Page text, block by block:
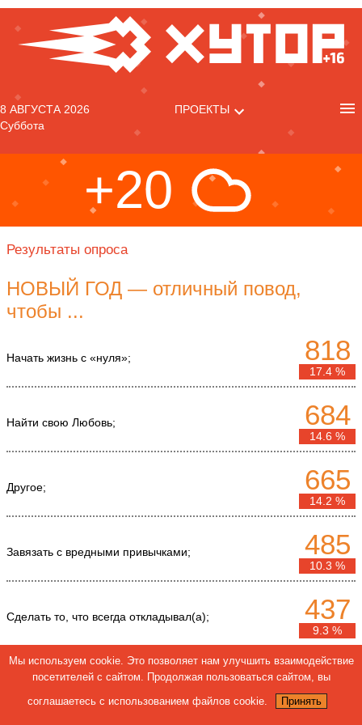
8 АВГУСТА 2026
Суббота
ПРОЕКТЫ
+20
Результаты опроса
НОВЫЙ ГОД — отличный повод,
чтобы ...
Начать жизнь с «нуля»; 818
17.4 %
Найти свою Любовь; 684
14.6 %
Другое; 665
14.2 %
Завязать с вредными привычками; 485
10.3 %
Сделать то, что всегда откладывал(а); 437
9.3 %
Помириться и наладить отношения с близкими; 364
7.8 %
Мы используем cookie. Это позволяет нам улучшить взаимодействие
посетителей с сайтом. Продолжая пользоваться сайтом, вы
соглашаетесь с использованием файлов cookie.
Принять